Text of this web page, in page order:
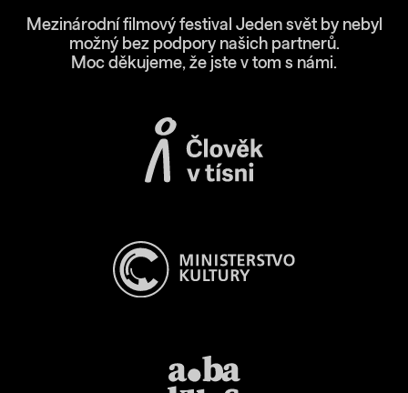
Mezinárodní filmový festival Jeden svět by nebyl
možný bez podpory našich partnerů.
Moc děkujeme, že jste v tom s námi.